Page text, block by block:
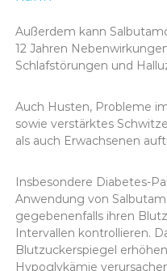
Außerdem kann
12 Jahren
Schlafstörungen und
Auch Husten, Probleme
sowie verstärktes
als auch Erwachsenen
Insbesondere Diabetes-
Anwendung von
gegebenenfalls ihren
Intervallen kontrollieren.
Blutzuckerspiegel
Hypoglykämie